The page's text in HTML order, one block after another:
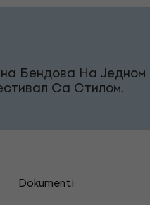
Бендова На Једном
Са Стилом.
Dokumenti